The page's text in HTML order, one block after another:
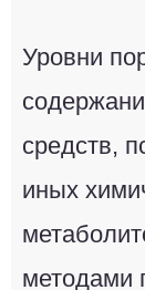
Уровни
средств,
иных
методами